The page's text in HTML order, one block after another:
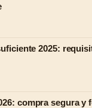
2025:
compra segura y